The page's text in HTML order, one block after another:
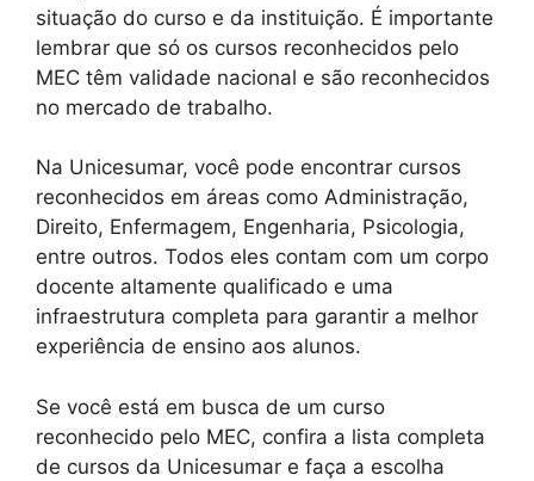
situação do curso e da instituição. É importante
lembrar que só os cursos reconhecidos pelo
MEC têm validade nacional e são reconhecidos
no mercado de trabalho.
Na Unicesumar, você pode encontrar cursos
reconhecidos em áreas como Administração,
Direito, Enfermagem, Engenharia, Psicologia,
entre outros. Todos eles contam com um corpo
docente altamente qualificado e uma
infraestrutura completa para garantir a melhor
experiência de ensino aos alunos.
Se você está em busca de um curso
reconhecido pelo MEC, confira a lista completa
de cursos da Unicesumar e faça a escolha